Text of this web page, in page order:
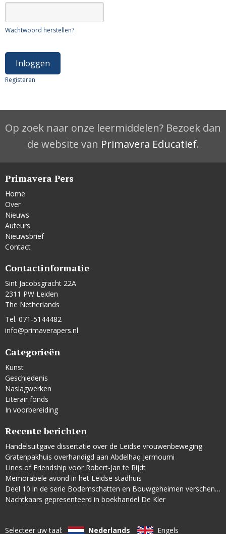
Wachtwoord herstellen?
Registeren
Op zoek naar onze leermiddelen? Bezoek dan
de website van Primavera Educatief.
Primavera Pers
Home
Over
Nieuws
Auteurs
Nieuwsbrief
Contact
Contactinformatie
Sint Jacobsgracht 22A
2311 PW Leiden
The Netherlands
Tel. 071-5144482
info@primaverapers.nl
Categorieën
Kunst
Geschiedenis
Naslagwerken
Literair fonds
In voorbereiding
Recente berichten
Handelsuitgave dissertatie over de Leidse vrouwenbeweging
Gratenpakhuis overhandigd aan Abdelhaq Jermoumi
Lines of Friendship voor Robert-Jan te Rijdt
Memorabele avond in het Leidse stadhuis
Deel 10 in de serie Bodemschatten en Bouwgeheimen verschenen
Nachtkaars gepresenteerd in boekhandel De Kler
Selecteer uw taal: Nederlands Engels